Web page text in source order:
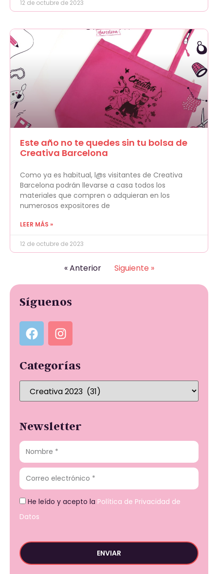
12 de octubre de 2023
Este año no te quedes sin tu bolsa de
Creativa Barcelona
Como ya es habitual, l@s visitantes de Creativa
Barcelona podrán llevarse a casa todos los
materiales que compren o adquieran en los
numerosos expositores de
LEER MÁS »
12 de octubre de 2023
« Anterior Siguiente »
Síguenos
Categorías
Newsletter
He leído y acepto la Política de Privacidad de
Datos
ENVIAR